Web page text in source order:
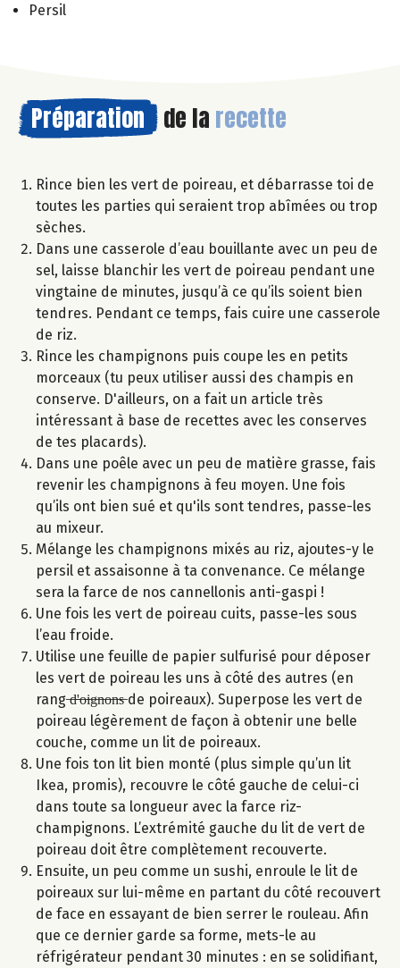
Persil
Préparation de la recette
Rince bien les vert de poireau, et débarrasse toi de
toutes les parties qui seraient trop abîmées ou trop
sèches.
Dans une casserole d’eau bouillante avec un peu de
sel, laisse blanchir les vert de poireau pendant une
vingtaine de minutes, jusqu’à ce qu’ils soient bien
tendres. Pendant ce temps, fais cuire une casserole
de riz.
Rince les champignons puis coupe les en petits
morceaux (tu peux utiliser aussi des champis en
conserve. D'ailleurs, on a fait un article très
intéressant à base de recettes avec les conserves
de tes placards).
Dans une poêle avec un peu de matière grasse, fais
revenir les champignons à feu moyen. Une fois
qu’ils ont bien sué et qu'ils sont tendres, passe-les
au mixeur.
Mélange les champignons mixés au riz, ajoutes-y le
persil et assaisonne à ta convenance. Ce mélange
sera la farce de nos cannellonis anti-gaspi !
Une fois les vert de poireau cuits, passe-les sous
l’eau froide.
Utilise une feuille de papier sulfurisé pour déposer
les vert de poireau les uns à côté des autres (en
rang ̶d̶'̶o̶i̶g̶n̶o̶n̶s̶ de poireaux). Superpose les vert de
poireau légèrement de façon à obtenir une belle
couche, comme un lit de poireaux.
Une fois ton lit bien monté (plus simple qu’un lit
Ikea, promis), recouvre le côté gauche de celui-ci
dans toute sa longueur avec la farce riz-
champignons. L’extrémité gauche du lit de vert de
poireau doit être complètement recouverte.
Ensuite, un peu comme un sushi, enroule le lit de
poireaux sur lui-même en partant du côté recouvert
de face en essayant de bien serrer le rouleau. Afin
que ce dernier garde sa forme, mets-le au
réfrigérateur pendant 30 minutes : en se solidifiant,